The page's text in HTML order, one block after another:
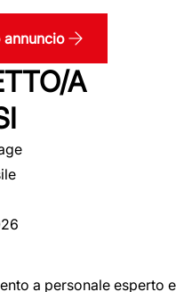
annuncio
A
a personale esperto e